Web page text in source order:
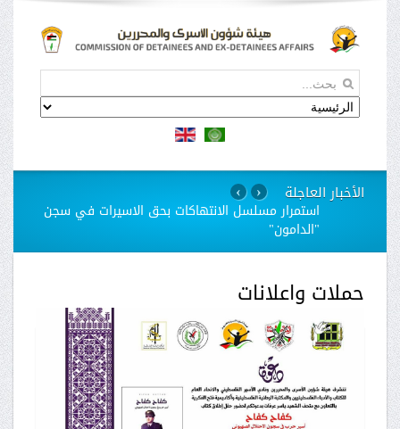
الأخبار العاجلة
استمرار مسلسل الانتهاكات بحق الاسيرات في سجن
"الدامون"
› ‹
حملات واعلانات